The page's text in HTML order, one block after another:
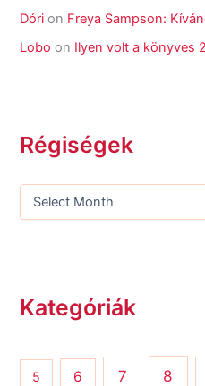
Dóri on Freya Sampson:
Lobo on Ilyen volt a könyves
Régiségek
Kategóriák
5 6 7 8